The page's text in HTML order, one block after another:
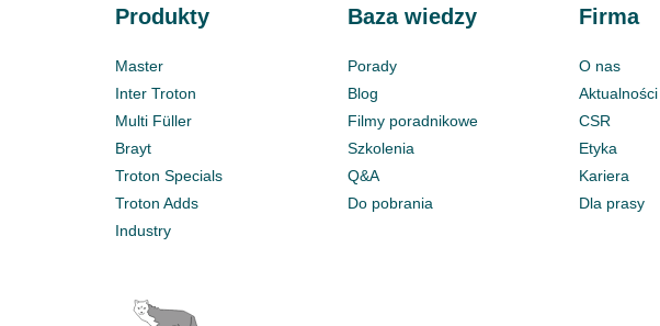
Produkty
Master
Inter Troton
Multi Füller
Brayt
Troton Specials
Troton Adds
Industry
Baza wiedzy
Porady
Blog
Filmy poradnikowe
Szkolenia
Q&A
Do pobrania
Firma
O nas
Aktualności
CSR
Etyka
Kariera
Dla prasy